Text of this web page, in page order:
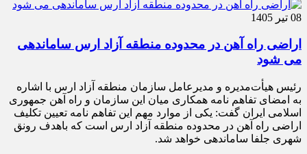
08 تیر 1405
اراضی راه آهن در محدوده منطقه آزاد ارس ساماندهی
می شود
رئیس هیأت‌مدیره و مدیرعامل سازمان منطقه آزاد ارس با اشاره
به امضای تفاهم نامه همکاری میان این سازمان و راه آهن جمهوری
اسلامی ایران گفت: یکی از موارد مهم این تفاهم نامه تعیین تکلیف
اراضی راه آهن در محدوده منطقه آزاد ارس است که باهدف رونق
شهری جلفا ساماندهی خواهد شد.